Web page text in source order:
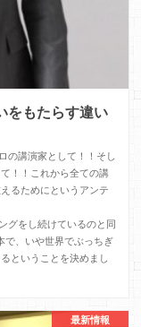
をもたらす違い
の講演家として！！そし
！！これから全ての講
るためにというアンテ
グをし続けているのと同
で、いや世界でぶっちぎ
ということを決めまし
最新情報